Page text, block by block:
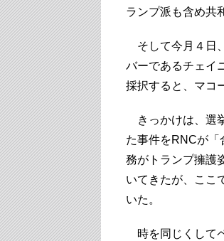
ランプ派も含め共
そして今月４日
バーであるチェイ
採択すると、マコ
きっかけは、選
た事件をRNCが「
務がトランプ擁護
いてきたが、ここ
いた。
時を同じくして